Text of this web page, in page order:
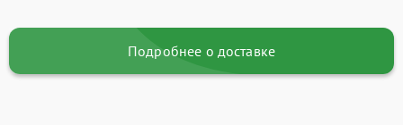
Подробнее о доставке